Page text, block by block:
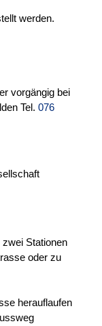
werden.
vorgängig bei
Tel. 076
zwei Stationen
oder zu
herauflaufen